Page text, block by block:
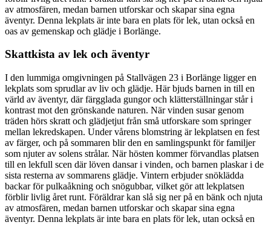
av atmosfären, medan barnen utforskar och skapar sina egna
äventyr. Denna lekplats är inte bara en plats för lek, utan också en
oas av gemenskap och glädje i Borlänge.
Skattkista av lek och äventyr
I den lummiga omgivningen på Stallvägen 23 i Borlänge ligger en
lekplats som sprudlar av liv och glädje. Här bjuds barnen in till en
värld av äventyr, där färgglada gungor och klätterställningar står i
kontrast mot den grönskande naturen. När vinden susar genom
träden hörs skratt och glädjetjut från små utforskare som springer
mellan lekredskapen. Under vårens blomstring är lekplatsen en fest
av färger, och på sommaren blir den en samlingspunkt för familjer
som njuter av solens strålar. När hösten kommer förvandlas platsen
till en lekfull scen där löven dansar i vinden, och barnen plaskar i de
sista resterna av sommarens glädje. Vintern erbjuder snöklädda
backar för pulkaåkning och snögubbar, vilket gör att lekplatsen
förblir livlig året runt. Föräldrar kan slå sig ner på en bänk och njuta
av atmosfären, medan barnen utforskar och skapar sina egna
äventyr. Denna lekplats är inte bara en plats för lek, utan också en